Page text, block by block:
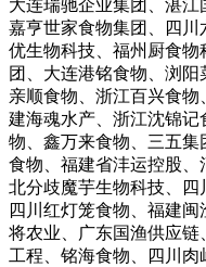
大连瑞驰企业集团、湛江
嘉亨世家食物集团、四
优生物科技、福州厨食
团、大连港铭食物、浏
亲顺食物、浙江百兴食
建海魂水产、浙江沈锦
物、鑫万来食物、三五
食物、福建省沣运控股、
北分歧魔芋生物科技、四
四川红灯笼食物、福建
将农业、广东国渔供应
工程、铭海食物、四川